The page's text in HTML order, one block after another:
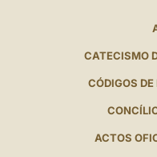
CATECISMO
CÓDIGOS
ACTOS